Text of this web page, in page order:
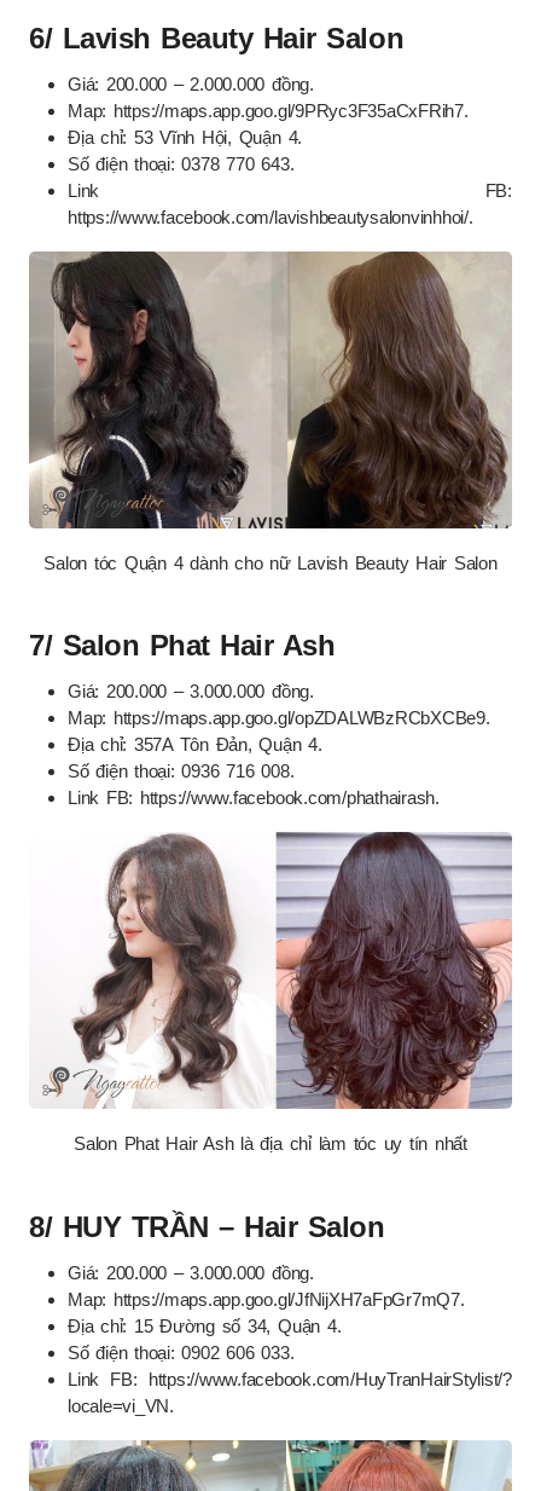
6/ Lavish Beauty Hair Salon
Giá: 200.000 – 2.000.000 đồng.
Map: https://maps.app.goo.gl/9PRyc3F35aCxFRih7.
Địa chỉ: 53 Vĩnh Hội, Quận 4.
Số điện thoại: 0378 770 643.
Link FB:
https://www.facebook.com/lavishbeautysalonvinhhoi/.
Salon tóc Quận 4 dành cho nữ Lavish Beauty Hair Salon
7/ Salon Phat Hair Ash
Giá: 200.000 – 3.000.000 đồng.
Map: https://maps.app.goo.gl/opZDALWBzRCbXCBe9.
Địa chỉ: 357A Tôn Đản, Quận 4.
Số điện thoại: 0936 716 008.
Link FB: https://www.facebook.com/phathairash.
Salon Phat Hair Ash là địa chỉ làm tóc uy tín nhất
8/ HUY TRẦN – Hair Salon
Giá: 200.000 – 3.000.000 đồng.
Map: https://maps.app.goo.gl/JfNijXH7aFpGr7mQ7.
Địa chỉ: 15 Đường số 34, Quận 4.
Số điện thoại: 0902 606 033.
Link FB: https://www.facebook.com/HuyTranHairStylist/?
locale=vi_VN.